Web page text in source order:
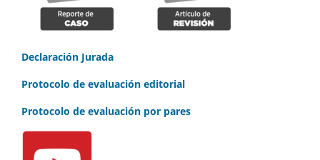
Declaración Jurada
Protocolo de evaluación editorial
Protocolo de evaluación por pares